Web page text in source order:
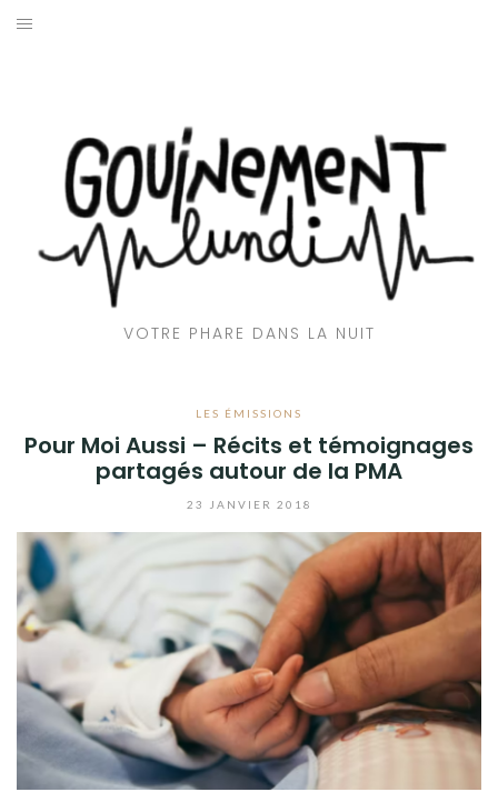
Aller
VOTRE PHARE DANS LA NUIT
LES ÉMISSIONS
Pour Moi Aussi – Récits et témoignages
partagés autour de la PMA
23 JANVIER 2018
🎶CLUB GOUINE
👅 AVEC LA LANGUE
🌇 REPORTAGES
💬 INTERVIEWS
❤️‍🔥 QUI SOMMES-NOUS ?